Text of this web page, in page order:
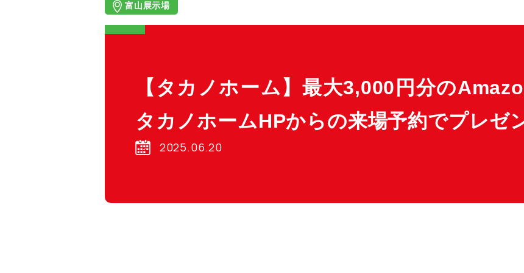
富山展示場
【タカノホーム】最大3,000円分の
タカノホームHPからの来場予約でプレゼ
2025.06.20